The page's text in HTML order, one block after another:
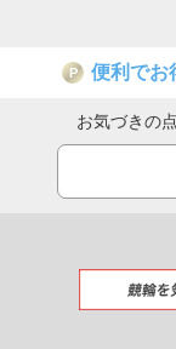
P 便利でお
お気づきの